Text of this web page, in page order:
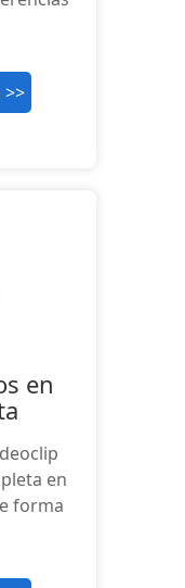
en
en
forma